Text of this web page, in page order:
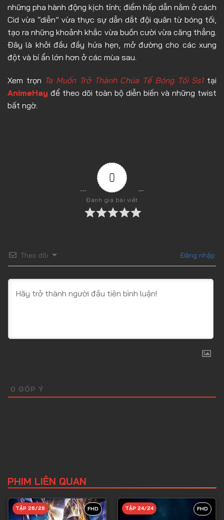
Tập 18
Tập 19
Tập 20
những pha hành động kịch tính; điểm hấp dẫn nằm ở cách
Cid vừa “diễn” vừa thực sự dẫn dắt đội quân từ bóng tối,
tạo ra những khoảnh khắc vừa buồn cười vừa căng thẳng.
Đây là khởi đầu đầy hứa hẹn, mở đường cho các xung
đột và bí ẩn lớn hơn ở các mùa sau.
Xem trọn Ta Muốn Trở Thành Chúa Tể Bóng Tối Ss1tại
AnimeHay để theo dõi toàn bộ diễn biến và những twist
bất ngờ.
0
Đánh giá bài viết
Theo dõi Đăng nhập
0 GÓP Ý
PHIM LIÊN QUAN
FHD
TẬP 26/26 FHD
TẬP 24/24